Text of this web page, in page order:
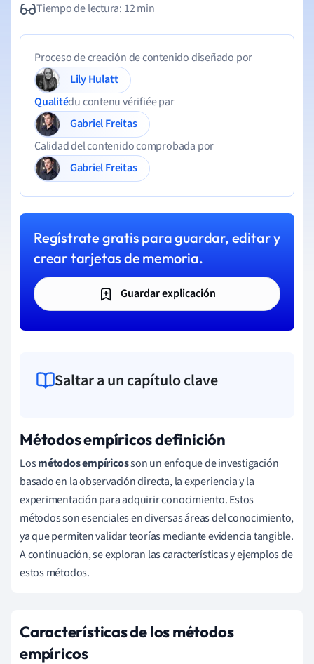
Tiempo de lectura: 12 min
Proceso de creación de contenido diseñado por
Lily Hulatt
Qualitédu contenu vérifiée par
Gabriel Freitas
Calidad del contenido comprobada por
Gabriel Freitas
Regístrate gratis para guardar, editar y
crear tarjetas de memoria.
Guardar explicación
Saltar a un capítulo clave
Métodos empíricos definición
Losmétodos empíricosson un enfoque de investigación
basado en la observación directa, la experiencia y la
experimentación para adquirir conocimiento. Estos
métodos son esenciales en diversas áreas del conocimiento,
ya que permiten validar teorías mediante evidencia tangible.
A continuación, se exploran las características y ejemplos de
estos métodos.
Características de los métodos
empíricos